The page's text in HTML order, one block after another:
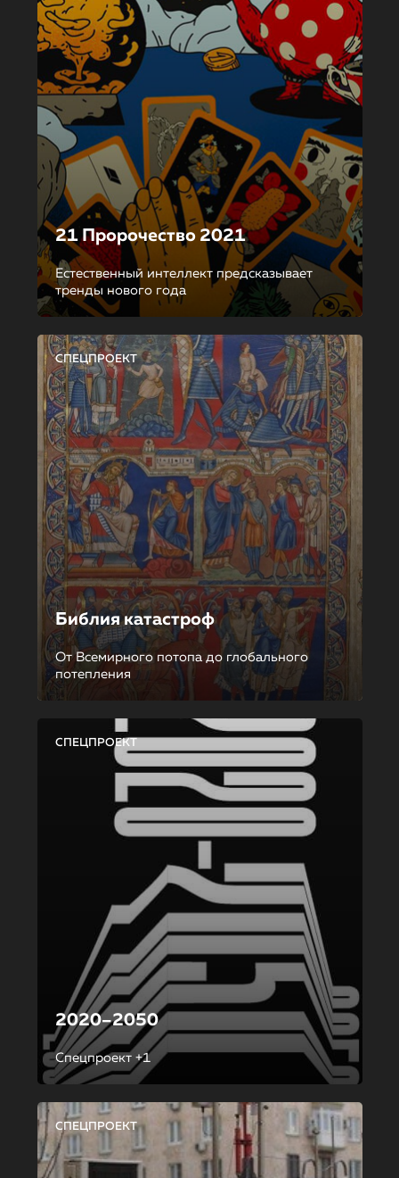
21 Пророчество 2021
Естественный интеллект предсказывает
тренды нового года
СПЕЦПРОЕКТ
Библия катастроф
От Всемирного потопа до глобального
потепления
СПЕЦПРОЕКТ
2020–2050
Спецпроект +1
СПЕЦПРОЕКТ